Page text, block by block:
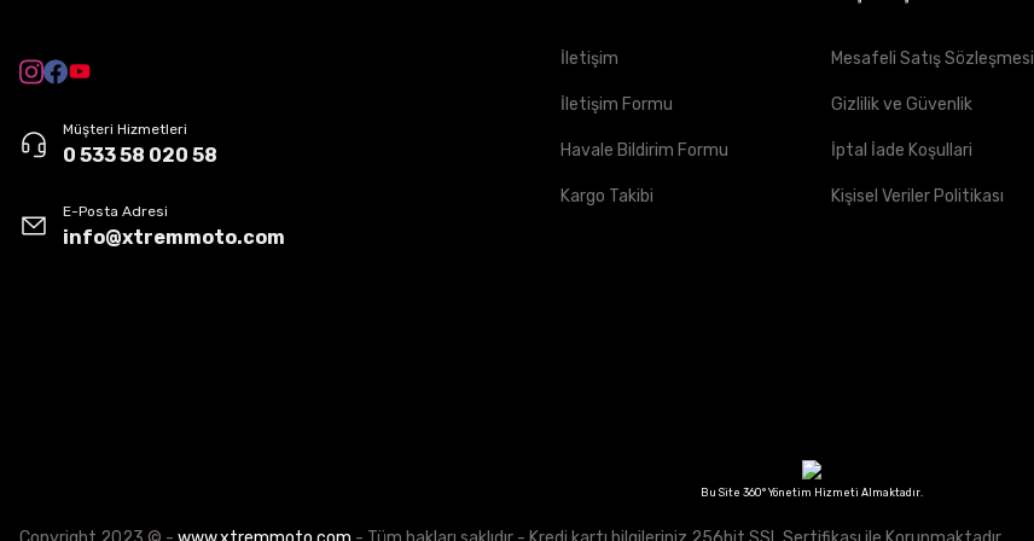
Müşteri Hizmetleri
0 533 58 020 58
E-Posta Adresi
info@xtremmoto.com
İletişim
İletişim Formu
Havale Bildirim Formu
Kargo Takibi
Mesafeli Satış Sözleşmesi
Gizlilik ve Güvenlik
İptal İade Koşullari
Kişisel Veriler Politikası
Bu Site 360° Yönetim Hizmeti Almaktadır.